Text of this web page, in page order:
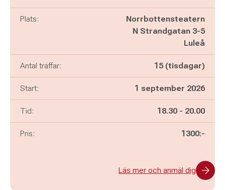
Plats:
Norrbottensteatern
N Strandgatan 3-5
Luleå
Antal träffar: 15 (tisdagar)
Start: 1 september 2026
Tid: Pågår mellan
18.30 - och
20.00
Pris: 1300:-
Läs mer och anmäl dig